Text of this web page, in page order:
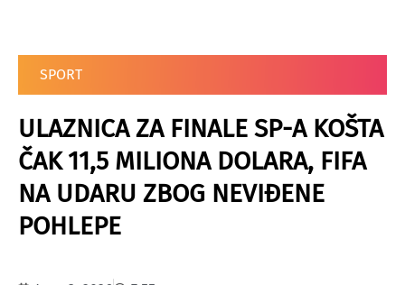
SPORT
ULAZNICA ZA FINALE SP-A KOŠTA
ČAK 11,5 MILIONA DOLARA, FIFA
NA UDARU ZBOG NEVIĐENE
POHLEPE